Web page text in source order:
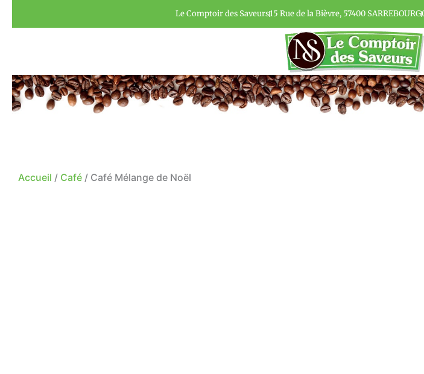
Le Comptoir des Saveurs15 Rue de la Bièvre, 57400 SARREBOURG
Accueil / Café / Café Mélange de Noël